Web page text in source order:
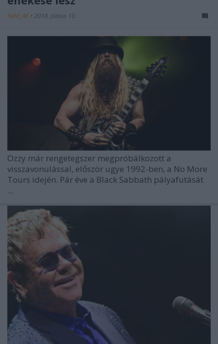
Nihil_AK • 2018. június 10.
Ozzy már rengetegszer megpróbálkozott a
visszavonulással, először ugye 1992-ben, a No More
Tours idején. Pár éve a Black Sabbath pályafutását
...